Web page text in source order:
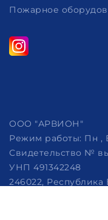
Пожарное
ООО "АРВИОН"
Режим работы: Пн ,
Свидетельство №
УНП 491342248
246022, Республика